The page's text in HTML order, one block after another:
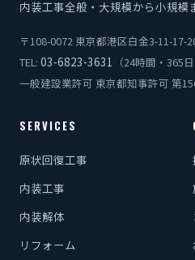
内装工事全般・大規模から小規模
〒108-0072 東京都港区白金3-11-17-
TEL: 03-6823-3631
（24時間・365日
一般建設業許可 東京都知事許可 第
SERVICES
原状回復工事
内装工事
内装解体
リフォーム